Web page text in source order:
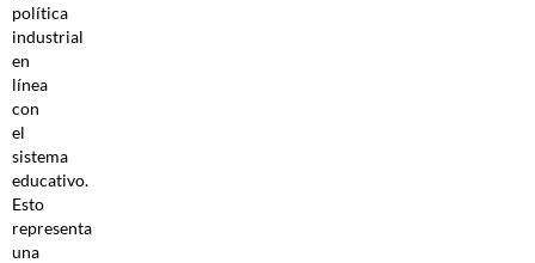
política
industrial
en
línea
con
el
sistema
educativo.
Esto
representa
una